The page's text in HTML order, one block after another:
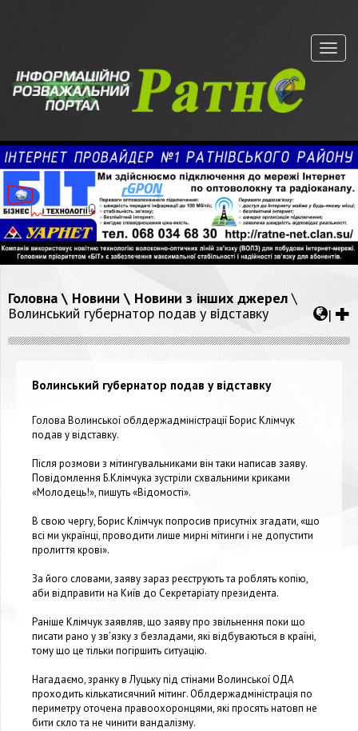
Меню
Головна\ Новини \ Новини з інших джерел\
Волинський губернатор подав у відставку
|
Волинський губернатор подав у відставку
Голова Волинської облдержадміністрації Борис Клімчук
подав у відставку.
Після розмови з мітингувальниками він таки написав заяву.
Повідомлення Б.Клімчука зустріли схвальними криками
«Молодець!», пишуть «Відомості».
В свою чергу, Борис Клімчук попросив присутніх згадати, «що
всі ми українці, проводити лише мирні мітинги і не допустити
пролиття крові».
За його словами, заяву зараз реєструють та роблять копію,
аби відправити на Київ до Секретаріату президента.
Раніше Клімчук заявляв, що заяву про звільнення поки що
писати рано у зв’язку з безладами, які відбуваються в країні,
тому що це тільки погіршить ситуацію.
Нагадаємо, зранку в Луцьку під стінами Волинської ОДА
проходить кількатисячний мітинг. Облдержадміністрація по
периметру оточена правоохоронцями, які просять натовп не
бити скло та не чинити вандалізму.